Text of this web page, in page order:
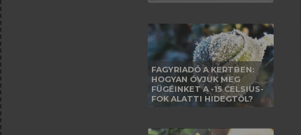
FAGYRIADÓ A KERTBEN:
HOGYAN ÓVJUK MEG
FÜGÉINKET A -15 CELSIUS-
FOK ALATTI HIDEGTŐL?